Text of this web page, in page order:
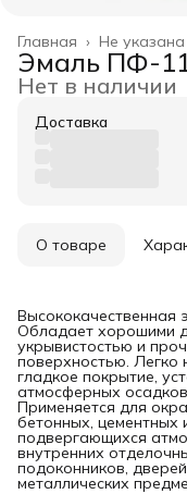
Не указана
Главная ›
Эмаль ПФ-
Нет в наличии
Доставка
О товаре
Высококачественная
Обладает хорошими
укрывистостью и
поверхностью. Легко
гладкое покрытие,
атмосферных
Применяется для
бетонных, цементных
подвергающихся
внутренних
подоконников,
металлических